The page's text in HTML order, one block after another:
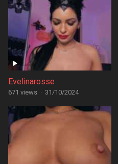
Evelinarosse
671 views · 31/10/2024